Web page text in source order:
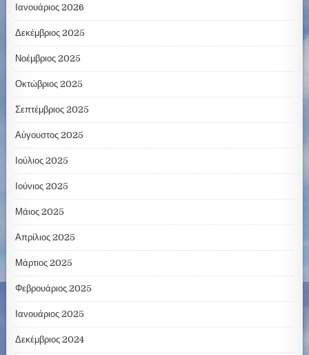
Ιανουάριος 2026
Δεκέμβριος 2025
Νοέμβριος 2025
Οκτώβριος 2025
Σεπτέμβριος 2025
Αύγουστος 2025
Ιούλιος 2025
Ιούνιος 2025
Μάιος 2025
Απρίλιος 2025
Μάρτιος 2025
Φεβρουάριος 2025
Ιανουάριος 2025
Δεκέμβριος 2024